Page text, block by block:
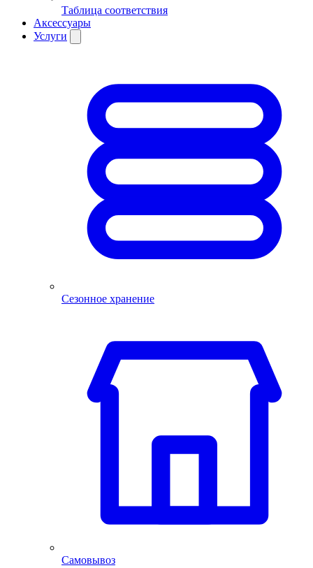
Таблица соответствия
Аксессуары
Услуги
Сезонное хранение
Самовывоз